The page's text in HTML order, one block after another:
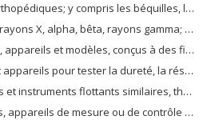
et les fermes; attelles et autres appareils de fracture; parties artificielles du corps; appareils auditifs et autres portés, portés ou implantés dans le corps pour compenser un défaut ou une incapacité
X, générateurs de rayons X, générateurs de haute tension, panneaux de contrôle et bureaux, écrans, tables d'examen ou de traitement, chaises et articles analogues
conçus à des fins de démonstration (dans l'éducation ou les expositions), impropres à d'autres usages
la compressibilité, l'élasticité d'autres propriétés mécaniques de matériaux (par exemple métaux, bois, textiles, papier, plastiques)
similaires, thermomètres, pyromètres, baromètres, hygromètres et psychromètres, enregistreurs ou non
du niveau, de la pression des liquides, des gaz (p.ex. débitmètres, thermomètres, etc.), non des instruments et appareils du n °. 9014, 9015, 9028 ou 9032